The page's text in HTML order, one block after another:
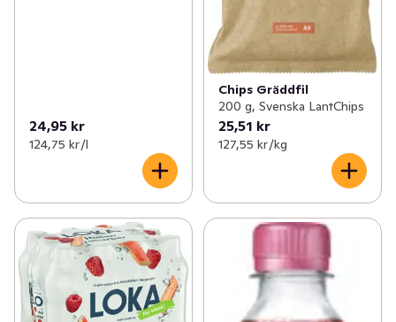
24,95 kr
124,75 kr /l
Chips Gräddfil
200 g, Svenska LantChips
25,51 kr
127,55 kr /kg